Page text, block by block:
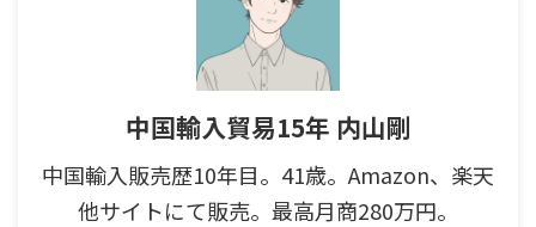
中国輸入貿易15年 内山剛
中国輸入販売歴10年目。41歳。Amazon、楽天
他サイトにて販売。最高月商280万円。